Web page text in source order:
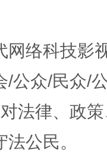
网络科技影
/公众/民众/
法律、政
公民。